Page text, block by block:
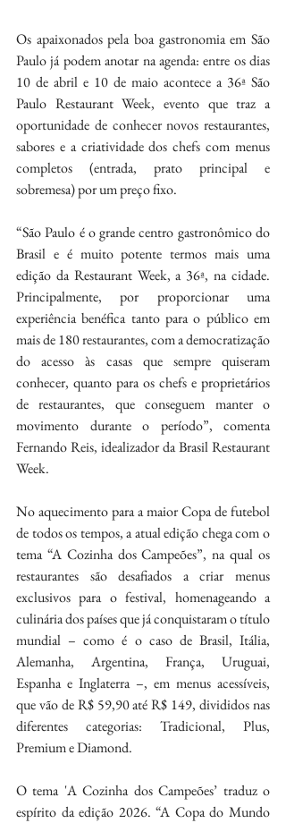
Os apaixonados pela boa gastronomia em São
Paulo já podem anotar na agenda: entre os dias
10 de abril e 10 de maio acontece a 36ª São
Paulo Restaurant Week, evento que traz a
oportunidade de conhecer novos restaurantes,
sabores e a criatividade dos chefs com menus
completos (entrada, prato principal e
sobremesa) por um preço fixo.
“São Paulo é o grande centro gastronômico do
Brasil e é muito potente termos mais uma
edição da Restaurant Week, a 36ª, na cidade.
Principalmente, por proporcionar uma
experiência benéfica tanto para o público em
mais de 180 restaurantes, com a democratização
do acesso às casas que sempre quiseram
conhecer, quanto para os chefs e proprietários
de restaurantes, que conseguem manter o
movimento durante o período”, comenta
Fernando Reis, idealizador da Brasil Restaurant
Week.
No aquecimento para a maior Copa de futebol
de todos os tempos, a atual edição chega com o
tema “A Cozinha dos Campeões”, na qual os
restaurantes são desafiados a criar menus
exclusivos para o festival, homenageando a
culinária dos países que já conquistaram o título
mundial – como é o caso de Brasil, Itália,
Alemanha, Argentina, França, Uruguai,
Espanha e Inglaterra –, em menus acessíveis,
que vão de R$ 59,90 até R$ 149, divididos nas
diferentes categorias: Tradicional, Plus,
Premium e Diamond.
O tema 'A Cozinha dos Campeões’ traduz o
espírito da edição 2026. “A Copa do Mundo